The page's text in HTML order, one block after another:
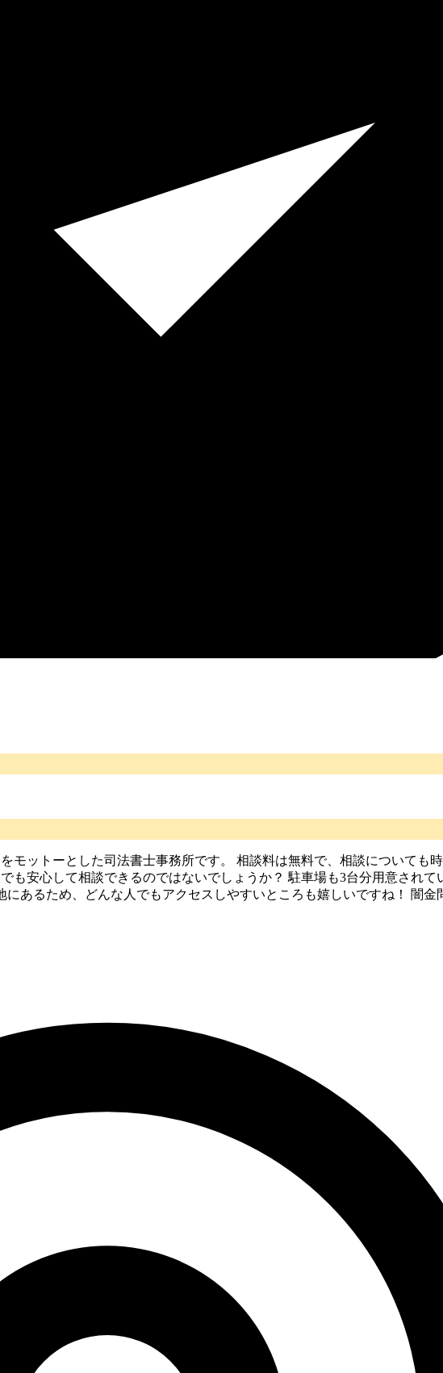
モットーとした司法書士事務所です。 相談料は無料で、相談についても
も安心して相談できるのではないでしょうか？ 駐車場も3台分用意されて
あるため、どんな人でもアクセスしやすいところも嬉しいですね！ 闇